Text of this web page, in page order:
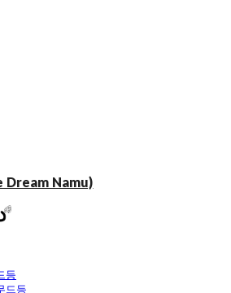
Dream Namu)
등
드등